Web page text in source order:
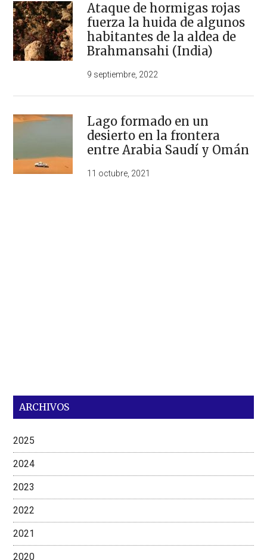
Ataque de hormigas rojas
fuerza la huida de algunos
habitantes de la aldea de
Brahmansahi (India)
9 septiembre, 2022
Lago formado en un
desierto en la frontera
entre Arabia Saudí y Omán
11 octubre, 2021
ARCHIVOS
2025
2024
2023
2022
2021
2020